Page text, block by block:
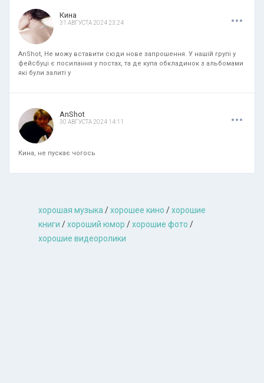
Кина
31 АВГУСТА 2024 23:24 ...
AnShot, Не можу вставити сюди нове запрошення. У нашій групі у
фейсбуці є посилання у постах, та де купа обкладинок з альбомами
які були залиті у
AnShot
30 АВГУСТА 2024 14:11 ...
Кина, не пускає чогось
хорошая музыкa /хорошее кино /хорошие
книги /хороший юмор /хорошие фото /
хорошие видеоролики